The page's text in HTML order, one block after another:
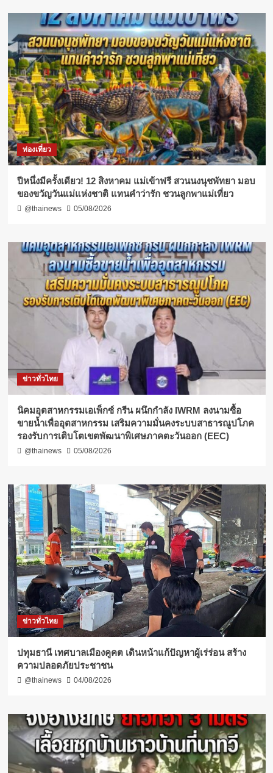
ท่องเที่ยว
ปีหนึ่งมีครั้งเดียว! 12 สิงหาคม แม่เข้าฟรี สวนนงนุชพัทยา มอบ
ของขวัญวันแม่แห่งชาติ แทนคำว่ารัก ชวนลูกพาแม่เที่ยว
@thainews 05/08/2026
ข่าวทั่วไทย
​นิคมอุตสาหกรรมเอเพ็กซ์ กรีน ผนึกกำลัง IWRM ลงนามซื้อ
ขายน้ำเพื่ออุตสาหกรรม เสริมความมั่นคงระบบสาธารณูปโภค
รองรับการเติบโตเขตพัฒนาพิเศษภาคตะวันออก (EEC)
@thainews 05/08/2026
ข่าวทั่วไทย
ปทุมธานี เทศบาลเมืองคูคต เดินหน้าแก้ปัญหาผู้เร่ร่อน สร้าง
ความปลอดภัยประชาชน
@thainews 04/08/2026